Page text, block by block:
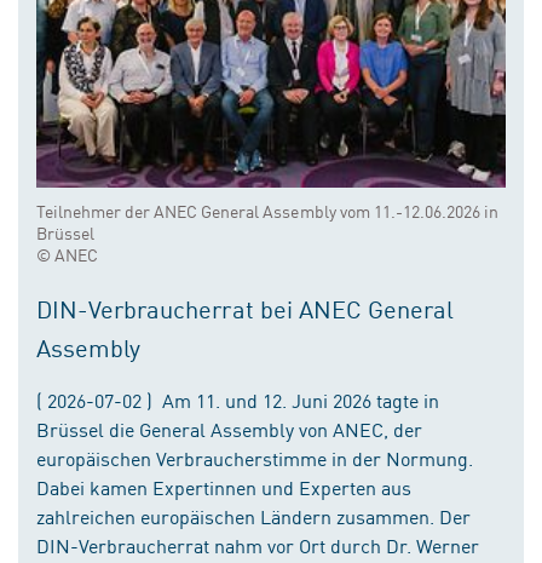
Teilnehmer der ANEC General Assembly vom 11.-12.06.2026 in
Brüssel
© ANEC
DIN-Verbraucherrat bei ANEC General
Assembly
( 2026-07-02 ) Am 11. und 12. Juni 2026 tagte in
Brüssel die General Assembly von ANEC, der
europäischen Verbraucherstimme in der Normung.
Dabei kamen Expertinnen und Experten aus
zahlreichen europäischen Ländern zusammen. Der
DIN-Verbraucherrat nahm vor Ort durch Dr. Werner